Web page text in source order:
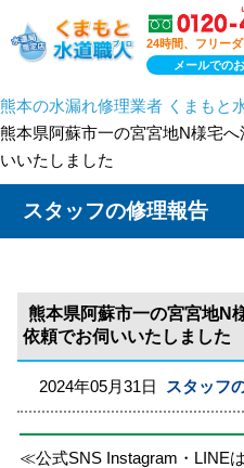
24時間、フリー
メールでの
熊本の水漏れ修理業者 くまもと
熊本県阿蘇市一の宮宮地N様宅
いいたしました
スタッフの修理報告
熊本県阿蘇市一の宮宮地N
依頼でお伺いいたしました
2024年05月31日 スタッフ
≪公式SNS Instagram・LINE